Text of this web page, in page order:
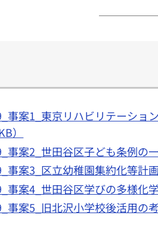
事案1_東京リハビリテーショ
）
事案2_世田谷区子ども条例の
事案3_区立幼稚園集約化等計
事案4_世田谷区学びの多様化
事案5_旧北沢小学校後活用の